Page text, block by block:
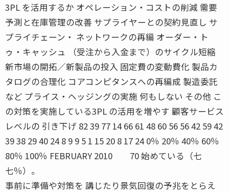
3PL を活用するか オペレーション・コストの削減 需要
予測と在庫管理の改善 サプライヤーとの契約見直し サ
プライチェーン・ ネットワークの再編 オーダー・ト
ゥ・キャッシュ （受注から入金まで）のサイクル短縮
新市場の開拓／新製品の投入 固定費の変動費化 製品カ
タログの合理化 コアコンピタンスへの再編成 製造委託
など プライス・ヘッジングの実施 何もしない その他 こ
の対策を実施している3PL の活用を増やす 顧客サービス
レベルの 引き下げ 82 39 77 14 66 61 48 60 56 56 42 59 42
39 38 29 40 24 8 9 9 5 1 15 20 8 17 24 0％ 20％ 40％ 60％
80％ 100％ FEBRUARY 2010 70 始めている（七
七％）。
事前に準備や対策を 講じたり景気回復の予兆をとらえ